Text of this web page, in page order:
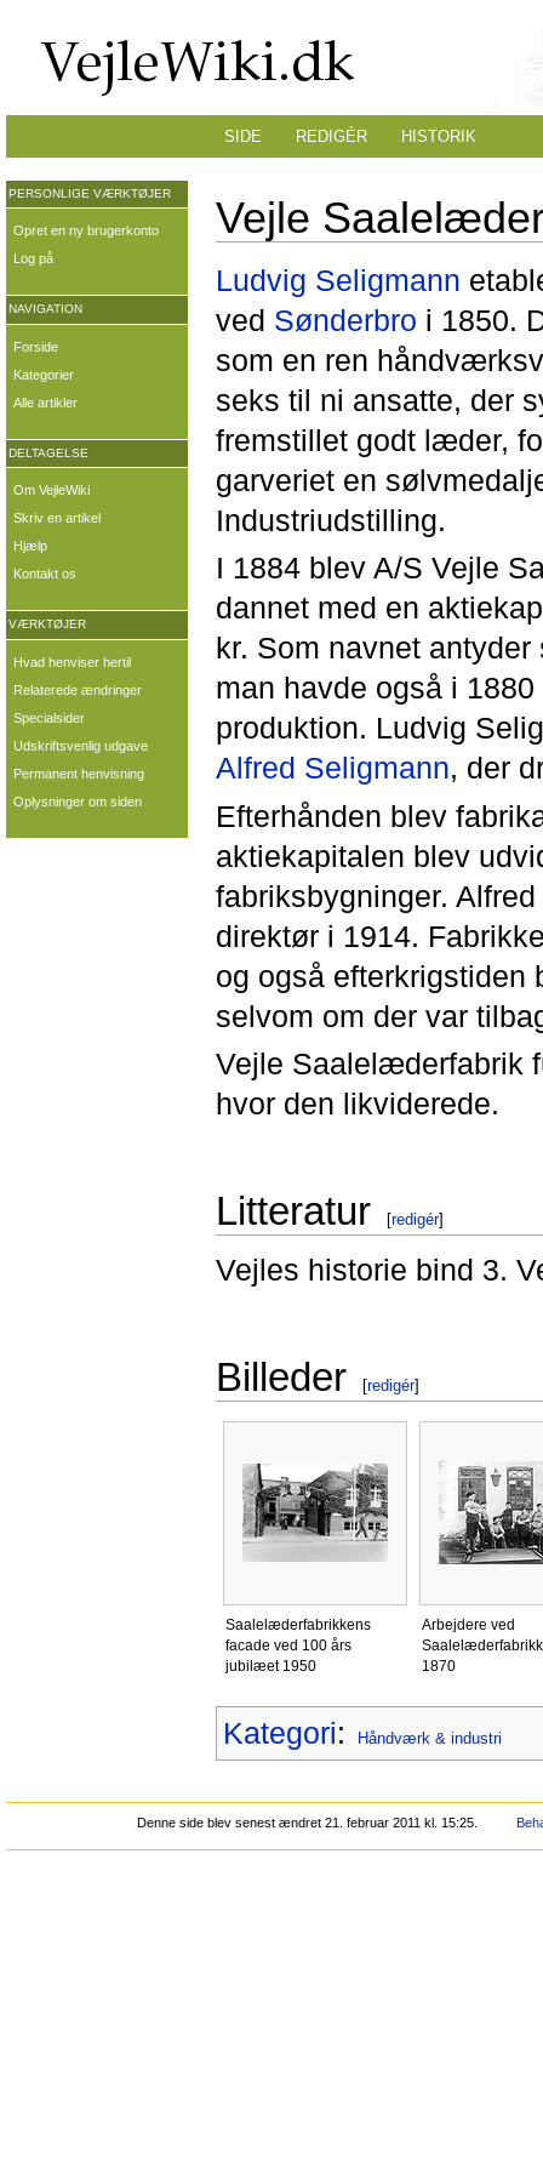
Vejle
Ludvig Seligmann
ved Sønderbro i 1850.
som en ren
seks til ni ansatte, der
fremstillet godt læder,
garveriet en
Industriudstilling.
I 1884 blev A/S Vejle
dannet med en
kr. Som navnet
man havde også i
produktion. Ludvig
Alfred Seligmann, der
Efterhånden blev
aktiekapitalen blev
fabriksbygninger.
direktør i 1914.
og også efterkrigstiden
selvom om der var
Vejle Saalelæderfabrik
hvor den likviderede.
Litteratur [redigér]
Vejles historie bind 3.
Billeder [redigér]
Saalelæderfabrikkens
facade ved 100 års
jubilæet 1950
Arbejdere ved
1870
Kategori: Håndværk & industri
SIDE REDIGÉR HISTORIK
PERSONLIGE VÆRKTØJER
Opret en ny brugerkonto
Log på
NAVIGATION
Forside
Kategorier
Alle artikler
DELTAGELSE
Om VejleWiki
Skriv en artikel
Hjælp
Kontakt os
VÆRKTØJER
Hvad henviser hertil
Relaterede ændringer
Specialsider
Udskriftsvenlig udgave
Permanent henvisning
Oplysninger om siden
Denne side blev senest ændret 21. februar 2011 kl. 15:25.